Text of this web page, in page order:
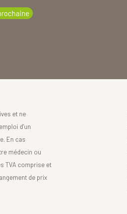
et ne
d’un
En cas
médecin ou
TVA comprise et
de prix